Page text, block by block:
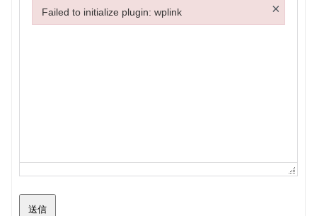
送信
Failed to initialize plugin: wplink ×
Failed to initialize plugin: wplink